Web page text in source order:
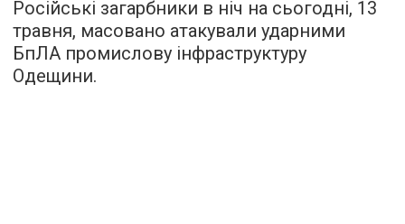
Російські загарбники в ніч на сьогодні, 13
травня, масовано атакували ударними
БпЛА промислову інфраструктуру
Одещини.